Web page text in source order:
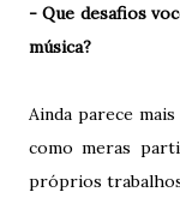
- Que desafios
música?
Ainda parece
como meras
próprios